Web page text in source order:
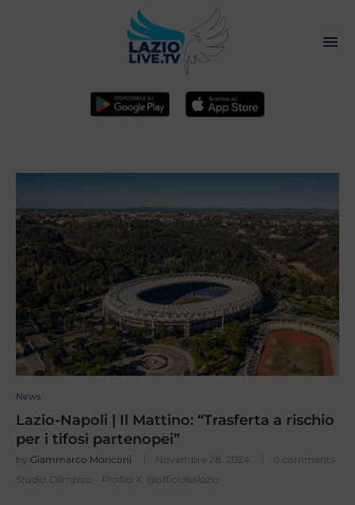
News
Lazio-Napoli | Il Mattino: “Trasferta a rischio
per i tifosi partenopei”
by Giammarco Moriconi Novembre 28, 2024
0 comments
Stadio Olimpico - Profilo X: @officialsslazio